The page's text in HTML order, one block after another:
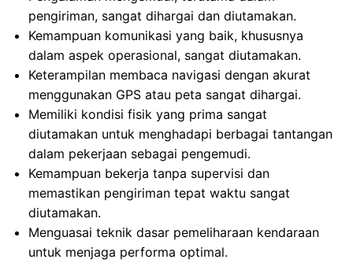
pengiriman, sangat dihargai dan diutamakan.
Kemampuan komunikasi yang baik, khususnya
dalam aspek operasional, sangat diutamakan.
Keterampilan membaca navigasi dengan akurat
menggunakan GPS atau peta sangat dihargai.
Memiliki kondisi fisik yang prima sangat
diutamakan untuk menghadapi berbagai tantangan
dalam pekerjaan sebagai pengemudi.
Kemampuan bekerja tanpa supervisi dan
memastikan pengiriman tepat waktu sangat
diutamakan.
Menguasai teknik dasar pemeliharaan kendaraan
untuk menjaga performa optimal.